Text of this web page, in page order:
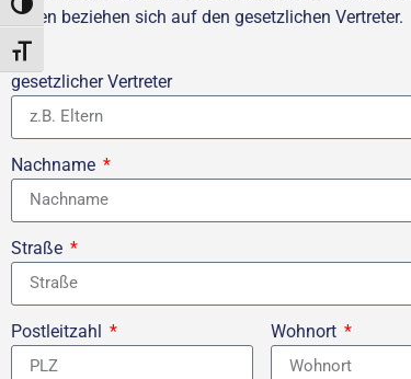
UMSCHALTEN AUF HOHE KONTRASTE
SCHRIFT VERGRÖSSERN
Daten beziehen sich auf den gesetzlichen Vertreter.
gesetzlicher Vertreter
Nachname
Straße
Postleitzahl Wohnort